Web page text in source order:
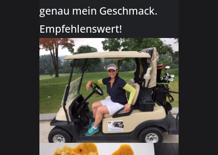
genau mein Geschmack.
Empfehlenswert!